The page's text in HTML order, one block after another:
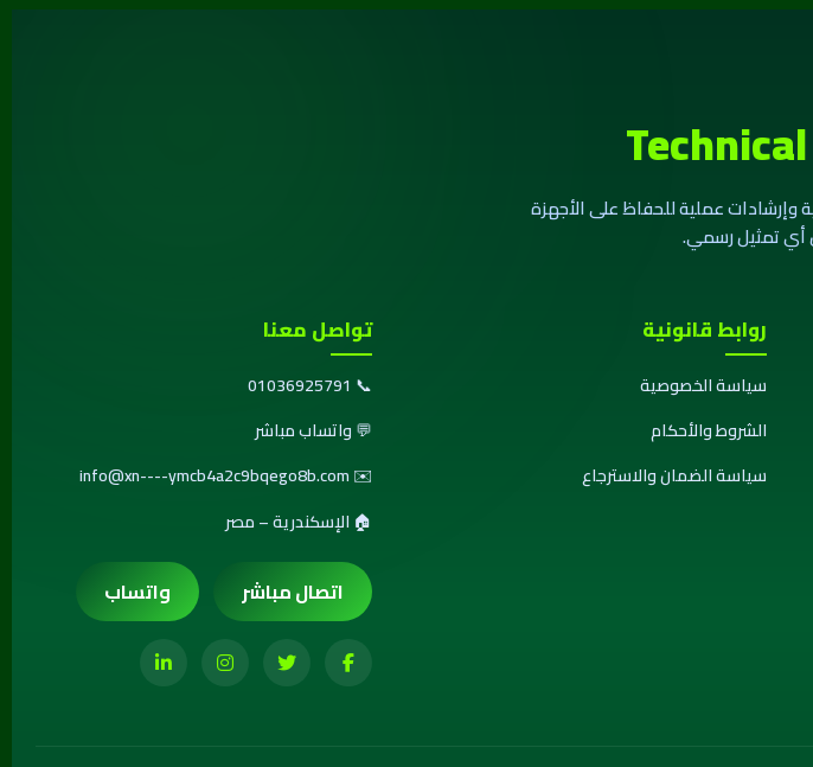
عملية للحفاظ على الأجهزة
أي تمثيل رسمي.
روابط قانونية
سياسة الخصوصية
الشروط والأحكام
سياسة الضمان والاسترجاع
تواصل معنا
📞
01036925791
💬واتساب مباشر
✉️
info@xn----ymcb4a2c9bqego8b.com
🏠 الإسكندرية – مصر
اتصال مباشر واتساب